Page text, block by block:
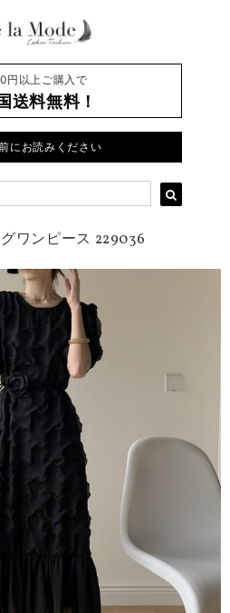
円以上ご購入で
送料無料！
にお読みください
ワンピース 229036